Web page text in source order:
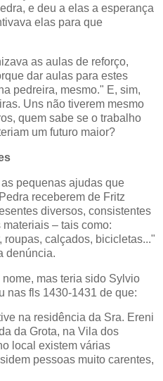
e deu a elas a esperança
elas para que
as aulas de reforço,
dar aulas para estes
pedreira, mesmo." E, sim,
Uns não tiverem mesmo
quem sabe se o trabalho
um futuro maior?
pequenas ajudas que
receberem de Fritz
diversos, consistentes
– tais como:
calçados, bicicletas..."
denúncia.
mas teria sido Sylvio
nas fls 1430-1431 de que:
na residência da Sra. Ereni
da Grota, na Vila dos
local existem várias
pessoas muito carentes,